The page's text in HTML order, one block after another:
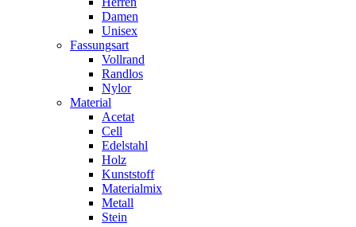
Damen
Unisex
Fassungsart
Vollrand
Randlos
Nylor
Material
Acetat
Cell
Edelstahl
Holz
Kunststoff
Materialmix
Metall
Stein